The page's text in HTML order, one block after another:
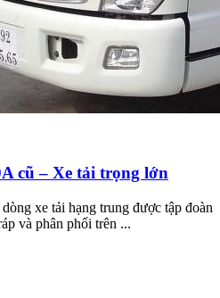
cũ – Xe tải trọng lớn
xe tải hạng trung được tập đoàn
và phân phối trên ...